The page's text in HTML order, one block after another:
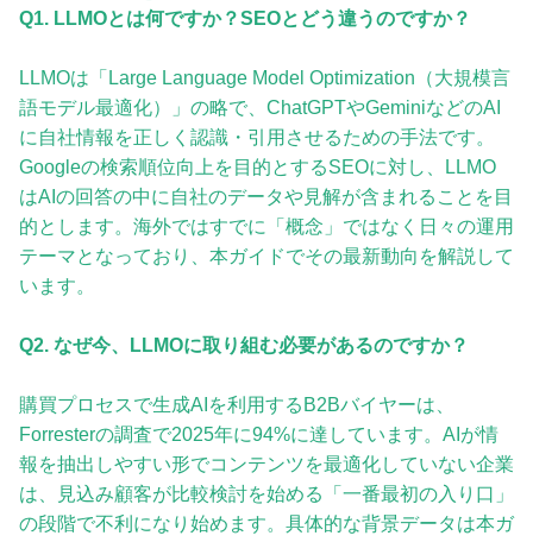
Q1. LLMOとは何ですか？SEOとどう違うのですか？
LLMOは「Large Language Model Optimization（大規模言
語モデル最適化）」の略で、ChatGPTやGeminiなどのAI
に自社情報を正しく認識・引用させるための手法です。
Googleの検索順位向上を目的とするSEOに対し、LLMO
はAIの回答の中に自社のデータや見解が含まれることを目
的とします。海外ではすでに「概念」ではなく日々の運用
テーマとなっており、本ガイドでその最新動向を解説して
います。
Q2. なぜ今、LLMOに取り組む必要があるのですか？
購買プロセスで生成AIを利用するB2Bバイヤーは、
Forresterの調査で2025年に94%に達しています。AIが情
報を抽出しやすい形でコンテンツを最適化していない企業
は、見込み顧客が比較検討を始める「一番最初の入り口」
の段階で不利になり始めます。具体的な背景データは本ガ